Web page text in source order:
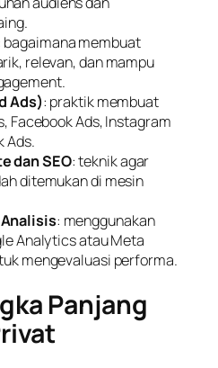
bagaimana membuat
relevan, dan mampu
Ads): praktik membuat
Facebook Ads, Instagram
Ads.
dan SEO: teknik agar
ditemukan di mesin
: menggunakan
Analytics atau Meta
mengevaluasi performa.
Panjang